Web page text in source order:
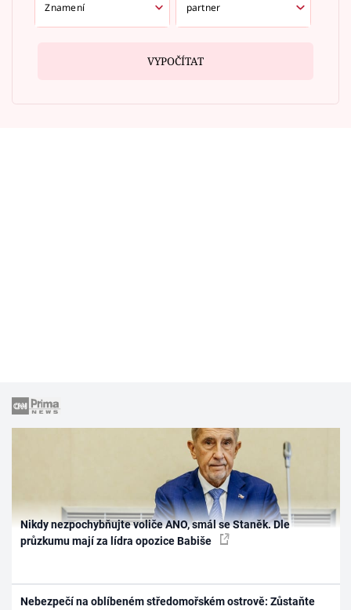
VYPOČÍTAT
Nikdy nezpochybňujte voliče ANO, smál se Staněk. Dle
průzkumu mají za lídra opozice Babiše
Nebezpečí na oblíbeném středomořském ostrově: Zůstaňte